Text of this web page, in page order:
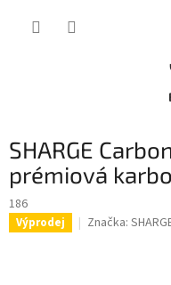
SHARGE
prémiová
186
Výprodej Značka: